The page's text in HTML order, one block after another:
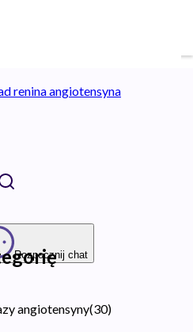
Rozpocznij chat
renina angiotensyna
angiotensyny(30)